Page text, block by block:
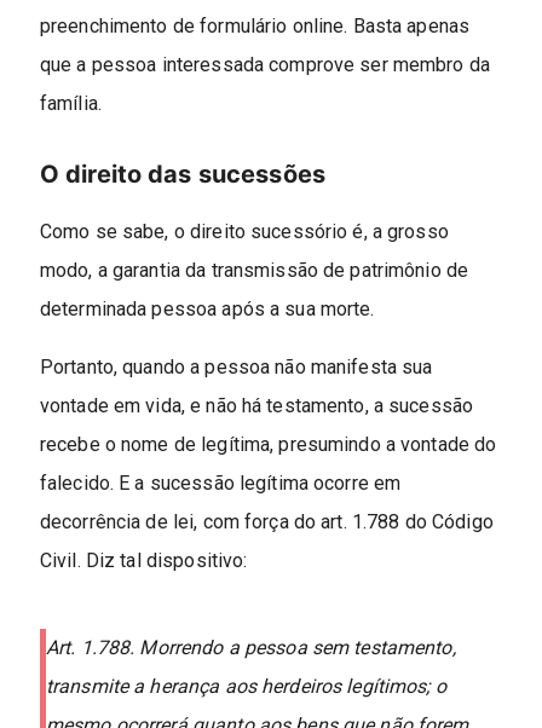
preenchimento de formulário online. Basta apenas
que a pessoa interessada comprove ser membro da
família.
O direito das sucessões
Como se sabe, o direito sucessório é, a grosso
modo, a garantia da transmissão de patrimônio de
determinada pessoa após a sua morte.
Portanto, quando a pessoa não manifesta sua
vontade em vida, e não há testamento, a sucessão
recebe o nome de legítima, presumindo a vontade do
falecido. E a sucessão legítima ocorre em
decorrência de lei, com força do art. 1.788 do Código
Civil. Diz tal dispositivo:
Art. 1.788. Morrendo a pessoa sem testamento,
transmite a herança aos herdeiros legítimos; o